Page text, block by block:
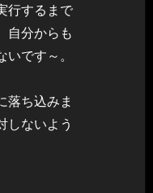
行するまで
自分からも
です～。
落ち込みま
しないよう